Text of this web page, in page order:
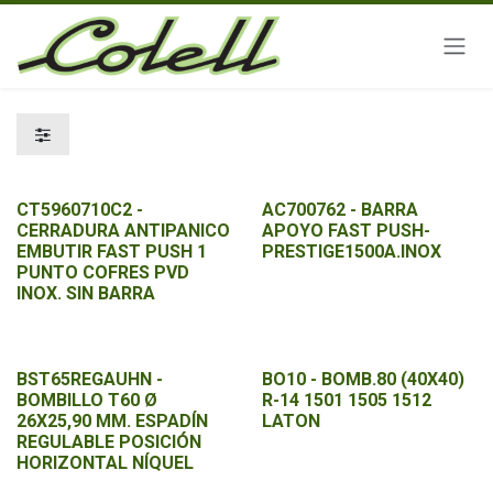
Ir al contenido
CT5960710C2 -
CERRADURA ANTIPANICO
EMBUTIR FAST PUSH 1
PUNTO COFRES PVD
INOX. SIN BARRA
AC700762 - BARRA
APOYO FAST PUSH-
PRESTIGE1500A.INOX
BST65REGAUHN -
BOMBILLO T60 Ø
26X25,90 MM. ESPADÍN
REGULABLE POSICIÓN
HORIZONTAL NÍQUEL
BO10 - BOMB.80 (40X40)
R-14 1501 1505 1512
LATON